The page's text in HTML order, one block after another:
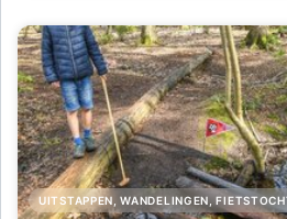
UITSTAPPEN, WANDELINGEN,